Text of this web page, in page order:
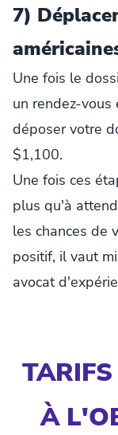
7)
Une fois le
un rendez-
déposer votre
$1,100.
Une fois ces
plus qu'à
les chances de
positif, il vaut
avocat
À